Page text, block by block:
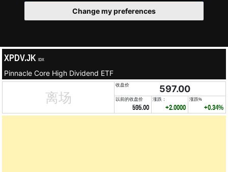
Change my preferences
XPDV.JK IDX
Pinnacle Core High Dividend ETF
离场
收盘价 597.00
以前的收盘价
595.00
涨跌：
+2.0000
涨跌%
+0.34%